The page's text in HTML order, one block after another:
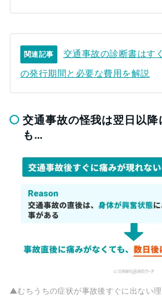
関連記事
交通事故の診断書はす
の発行期間と必要な費用を解説
交通事故の怪我は翌日以降
も…
▲むちうちの症状が事故後すぐに出ない理